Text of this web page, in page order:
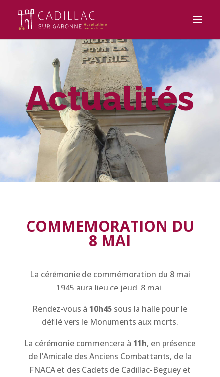
Actualités
COMMEMORATION DU
8 MAI
La cérémonie de commémoration du 8 mai
1945 aura lieu ce jeudi 8 mai.
Rendez-vous à 10h45 sous la halle pour le
défilé vers le Monuments aux morts.
La cérémonie commencera à 11h, en présence
de l’Amicale des Anciens Combattants, de la
FNACA et des Cadets de Cadillac-Beguey et